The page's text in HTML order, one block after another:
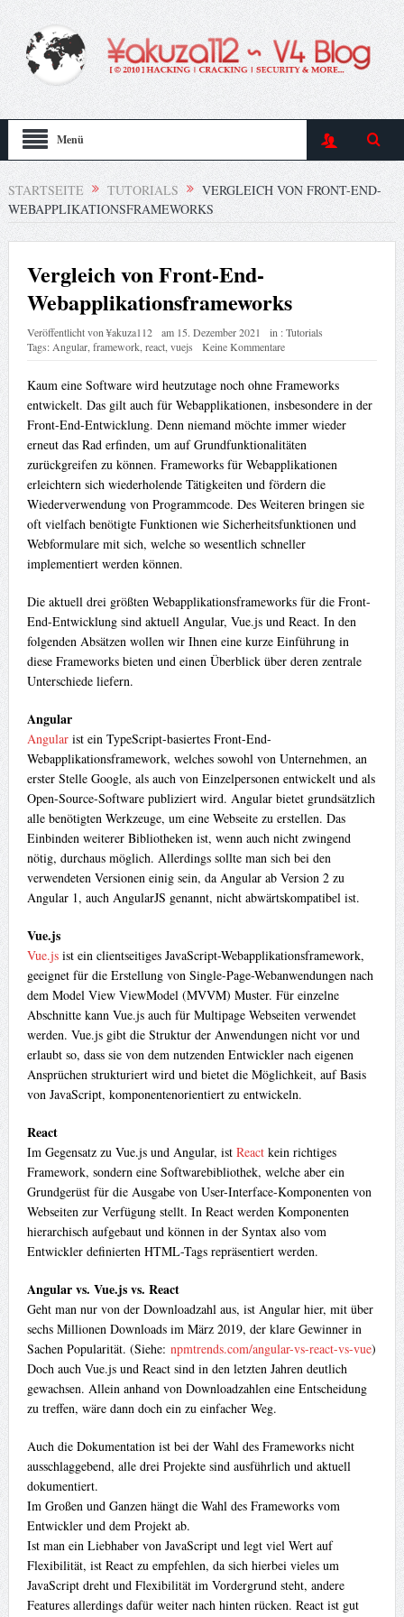
Menü
STARTSEITE TUTORIALS
VERGLEICH VON FRONT-END-
WEBAPPLIKATIONSFRAMEWORKS
Vergleich von Front-End-
Webapplikationsframeworks
Veröffentlicht von¥akuza112 am 15. Dezember 2021 in :Tutorials
Tags: Angular, framework, react, vuejs Keine Kommentare
Kaum eine Software wird heutzutage noch ohne Frameworks
entwickelt. Das gilt auch für Webapplikationen, insbesondere in der
Front-End-Entwicklung. Denn niemand möchte immer wieder
erneut das Rad erfinden, um auf Grundfunktionalitäten
zurückgreifen zu können. Frameworks für Webapplikationen
erleichtern sich wiederholende Tätigkeiten und fördern die
Wiederverwendung von Programmcode. Des Weiteren bringen sie
oft vielfach benötigte Funktionen wie Sicherheitsfunktionen und
Webformulare mit sich, welche so wesentlich schneller
implementiert werden können.
Die aktuell drei größten Webapplikationsframeworks für die Front-
End-Entwicklung sind aktuell Angular, Vue.js und React. In den
folgenden Absätzen wollen wir Ihnen eine kurze Einführung in
diese Frameworks bieten und einen Überblick über deren zentrale
Unterschiede liefern.
Angular
Angularist ein TypeScript-basiertes Front-End-
Webapplikationsframework, welches sowohl von Unternehmen, an
erster Stelle Google, als auch von Einzelpersonen entwickelt und als
Open-Source-Software publiziert wird. Angular bietet grundsätzlich
alle benötigten Werkzeuge, um eine Webseite zu erstellen. Das
Einbinden weiterer Bibliotheken ist, wenn auch nicht zwingend
nötig, durchaus möglich. Allerdings sollte man sich bei den
verwendeten Versionen einig sein, da Angular ab Version 2 zu
Angular 1, auch AngularJS genannt, nicht abwärtskompatibel ist.
Vue.js
Vue.jsist ein clientseitiges JavaScript-Webapplikationsframework,
geeignet für die Erstellung von Single-Page-Webanwendungen nach
dem Model View ViewModel (MVVM) Muster. Für einzelne
Abschnitte kann Vue.js auch für Multipage Webseiten verwendet
werden. Vue.js gibt die Struktur der Anwendungen nicht vor und
erlaubt so, dass sie von dem nutzenden Entwickler nach eigenen
Ansprüchen strukturiert wird und bietet die Möglichkeit, auf Basis
von JavaScript, komponentenorientiert zu entwickeln.
React
Im Gegensatz zu Vue.js und Angular, ist Reactkein richtiges
Framework, sondern eine Softwarebibliothek, welche aber ein
Grundgerüst für die Ausgabe von User-Interface-Komponenten von
Webseiten zur Verfügung stellt. In React werden Komponenten
hierarchisch aufgebaut und können in der Syntax also vom
Entwickler definierten HTML-Tags repräsentiert werden.
Angular vs. Vue.js vs. React
Geht man nur von der Downloadzahl aus, ist Angular hier, mit über
sechs Millionen Downloads im März 2019, der klare Gewinner in
Sachen Popularität. (Siehe: npmtrends.com/angular-vs-react-vs-vue)
Doch auch Vue.js und React sind in den letzten Jahren deutlich
gewachsen. Allein anhand von Downloadzahlen eine Entscheidung
zu treffen, wäre dann doch ein zu einfacher Weg.
Auch die Dokumentation ist bei der Wahl des Frameworks nicht
ausschlaggebend, alle drei Projekte sind ausführlich und aktuell
dokumentiert.
Im Großen und Ganzen hängt die Wahl des Frameworks vom
Entwickler und dem Projekt ab.
Ist man ein Liebhaber von JavaScript und legt viel Wert auf
Flexibilität, ist React zu empfehlen, da sich hierbei vieles um
JavaScript dreht und Flexibilität im Vordergrund steht, andere
Features allerdings dafür weiter nach hinten rücken. React ist gut